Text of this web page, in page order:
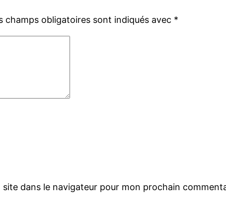
champs obligatoires sont indiqués avec *
dans le navigateur pour mon prochain